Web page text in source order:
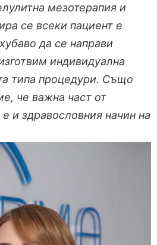
мезотерапия и
се всеки пациент е
да се направи
индивидуална
типа процедури. Също
че важна част от
и здравословния начин на